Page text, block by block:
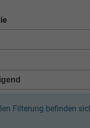
Filterung befinden